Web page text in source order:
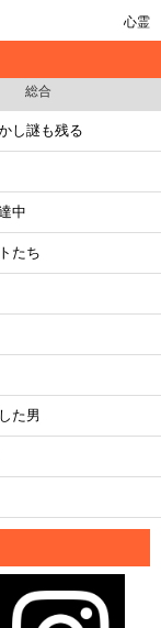
心霊
総合
し謎も残る
中
たち
た男